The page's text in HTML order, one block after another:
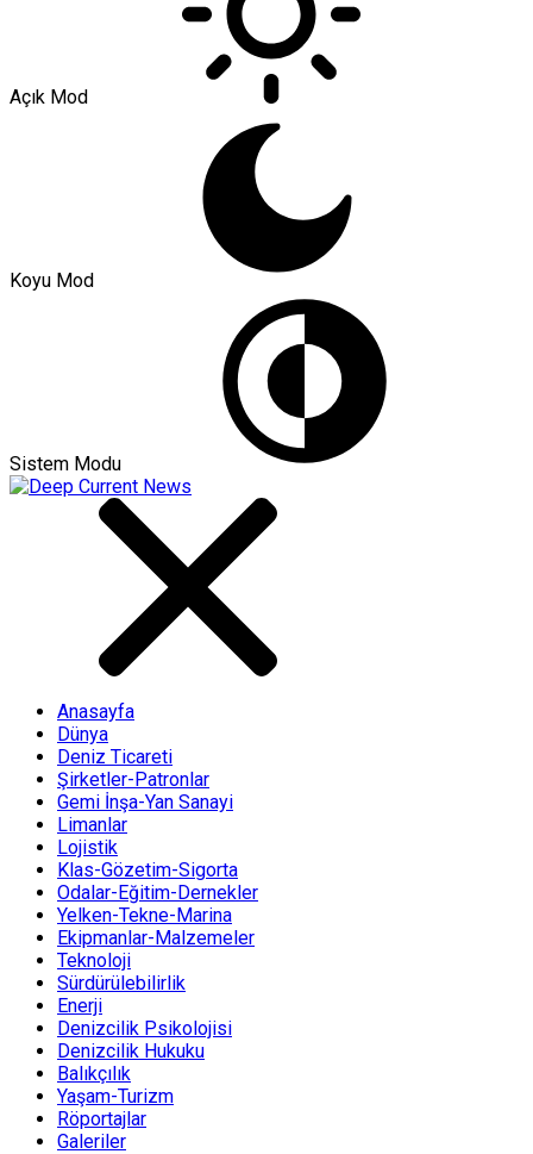
Açık Mod
Koyu Mod
Sistem Modu
Anasayfa
Dünya
Deniz Ticareti
Şirketler-Patronlar
Gemi İnşa-Yan Sanayi
Limanlar
Lojistik
Klas-Gözetim-Sigorta
Odalar-Eğitim-Dernekler
Yelken-Tekne-Marina
Ekipmanlar-Malzemeler
Teknoloji
Sürdürülebilirlik
Enerji
Denizcilik Psikolojisi
Denizcilik Hukuku
Balıkçılık
Yaşam-Turizm
Röportajlar
Galeriler